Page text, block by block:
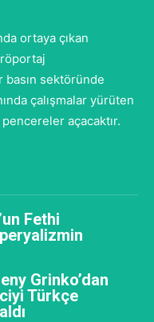
ortaya çıkan
sektöründe
çalışmalar yürüten
açacaktır.
Fethi
Grinko’dan
Türkçe